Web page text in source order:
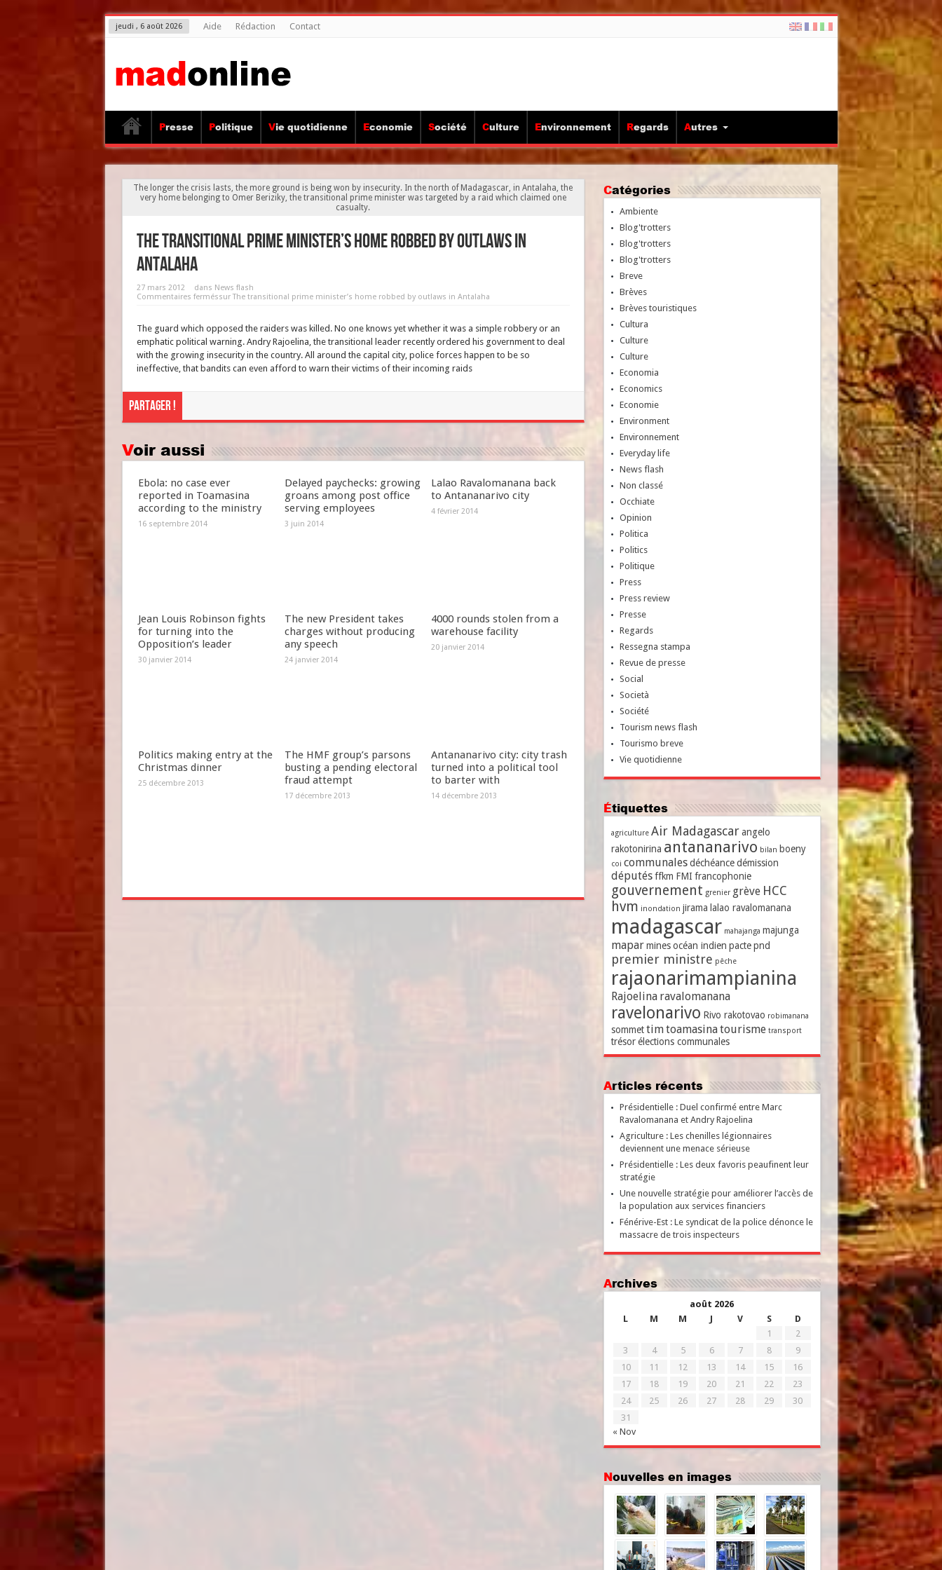
jeudi , 6 août 2026 Aide Rédaction Contact
Presse Politique Vie quotidienne Economie Société Culture Environnement Regards Autres
The longer the crisis lasts, the more ground is being won by insecurity. In the north of Madagascar, in Antalaha, the
very home belonging to Omer Beriziky, the transitional prime minister was targeted by a raid which claimed one
casualty.
The transitional prime minister’s home robbed by outlaws in
Antalaha
27 mars 2012 dans News flash
Commentaires ferméssur The transitional prime minister’s home robbed by outlaws in Antalaha
The guard which opposed the raiders was killed. No one knows yet whether it was a simple robbery or an
emphatic political warning. Andry Rajoelina, the transitional leader recently ordered his government to deal
with the growing insecurity in the country. All around the capital city, police forces happen to be so
ineffective, that bandits can even afford to warn their victims of their incoming raids
Partager !
Voir aussi
Ebola: no case ever
reported in Toamasina
according to the ministry
16 septembre 2014
Delayed paychecks: growing
groans among post office
serving employees
3 juin 2014
Lalao Ravalomanana back
to Antananarivo city
4 février 2014
Jean Louis Robinson fights
for turning into the
Opposition’s leader
30 janvier 2014
The new President takes
charges without producing
any speech
24 janvier 2014
4000 rounds stolen from a
warehouse facility
20 janvier 2014
Politics making entry at the
Christmas dinner
25 décembre 2013
The HMF group’s parsons
busting a pending electoral
fraud attempt
17 décembre 2013
Antananarivo city: city trash
turned into a political tool
to barter with
14 décembre 2013
Catégories
Ambiente
Blog'trotters
Blog'trotters
Blog'trotters
Breve
Brèves
Brèves touristiques
Cultura
Culture
Culture
Economia
Economics
Economie
Environment
Environnement
Everyday life
News flash
Non classé
Occhiate
Opinion
Politica
Politics
Politique
Press
Press review
Presse
Regards
Ressegna stampa
Revue de presse
Social
Società
Société
Tourism news flash
Tourismo breve
Vie quotidienne
Étiquettes
agriculture Air Madagascar angelo
rakotonirina antananarivo bilan boeny
coi communales déchéance démission
députés ffkm FMI francophonie
gouvernement grenier grève HCC
hvm inondation jirama lalao ravalomanana
madagascar mahajanga majunga
mapar mines océan indien pacte pnd
premier ministre pêche
rajaonarimampianina
Rajoelina ravalomanana
ravelonarivo Rivo rakotovao robimanana
sommet timtoamasinatourisme transport
trésor élections communales
Articles récents
Présidentielle : Duel confirmé entre Marc
Ravalomanana et Andry Rajoelina
Agriculture : Les chenilles légionnaires
deviennent une menace sérieuse
Présidentielle : Les deux favoris peaufinent leur
stratégie
Une nouvelle stratégie pour améliorer l’accès de
la population aux services financiers
Fénérive-Est : Le syndicat de la police dénonce le
massacre de trois inspecteurs
Archives
août 2026
L
M M J V S D
« Nov
1
2
3
4 5 6 7 8
9
10
11 12 13 14 15
16
17
18 19 20 21 22
23
24
25 26 27 28 29
30
31
Nouvelles en images